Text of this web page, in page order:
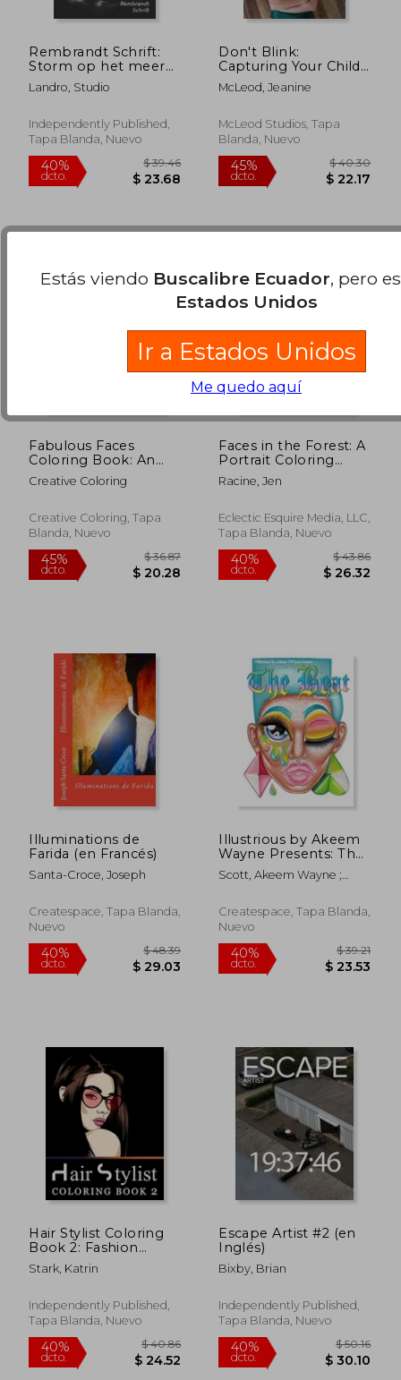
dcto. $ 89.04 dcto.
40%
dcto. $ 56.41
45%
dcto. $
Rembrandt Schrift:
Storm op het meer
van Galilea Ideaal
Voor School, Studie,
Wachtwoorden
Stijlvol Notitieboek
Landro, Studio
Independently Published,
Tapa Blanda, Nuevo
Don't Blink:
Capturing Your Child's
Story Through
Portraits (en Inglés)
McLeod, Jeanine
McLeod Studios, Tapa
Blanda, Nuevo
Fabulous Faces
Coloring Book: An
Adult Coloring Book
(en Inglés)
Creative Coloring
Creative Coloring, Tapa
Blanda, Nuevo
Faces in the Forest: A
Portrait Coloring
Book (en Inglés)
Racine, Jen
Eclectic Esquire Media, LLC,
Tapa Blanda, Nuevo
Illuminations de
Farida (en Francés)
Santa-Croce, Joseph
Createspace, Tapa Blanda,
Nuevo
Illustrious by Akeem
Wayne Presents: The
Beat: Painting Faces
(en Inglés)
Scott, Akeem Wayne ;
Createspace, Tapa Blanda,
Nuevo
Hair Stylist Coloring
Book 2: Fashion
Faces, Makeup Artist
and Gorgeous
Women - Stress
Relief Designs for
(en Inglés)
Stark, Katrin
Independently Published,
Tapa Blanda, Nuevo
Escape Artist #2 (en
Inglés)
Bixby, Brian
Independently Published,
Tapa Blanda, Nuevo
Estás viendo Buscalibre Ecuador, pero
Estados Unidos
Ir a Estados Unidos
Me quedo aquí